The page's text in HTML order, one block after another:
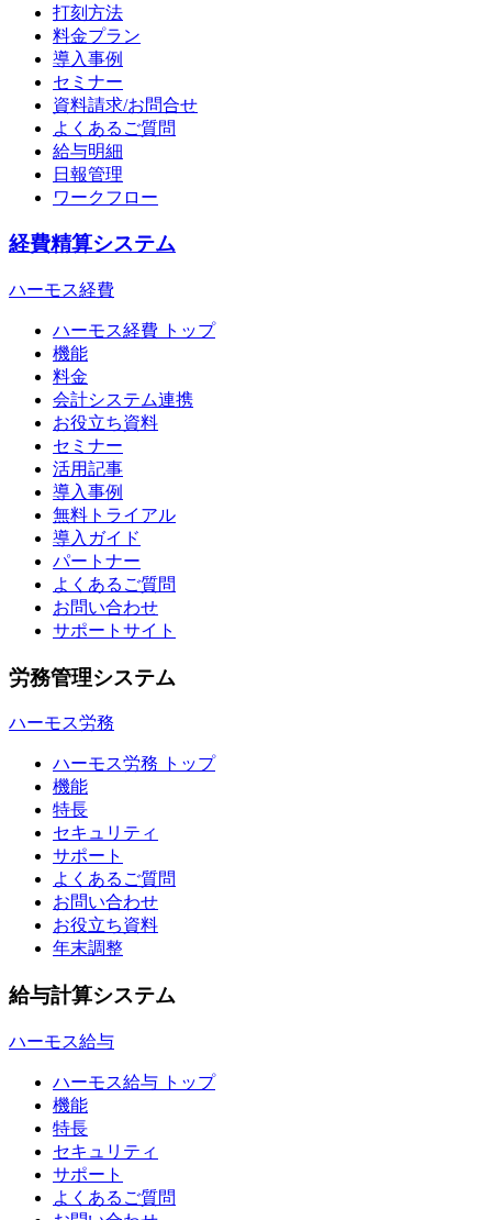
打刻方法
料金プラン
導入事例
セミナー
資料請求/お問合せ
よくあるご質問
給与明細
日報管理
ワークフロー
経費精算システム
ハーモス経費
ハーモス経費 トップ
機能
料金
会計システム連携
お役立ち資料
セミナー
活用記事
導入事例
無料トライアル
導入ガイド
パートナー
よくあるご質問
お問い合わせ
サポートサイト
労務管理システム
ハーモス労務
ハーモス労務 トップ
機能
特長
セキュリティ
サポート
よくあるご質問
お問い合わせ
お役立ち資料
年末調整
給与計算システム
ハーモス給与
ハーモス給与 トップ
機能
特長
セキュリティ
サポート
よくあるご質問